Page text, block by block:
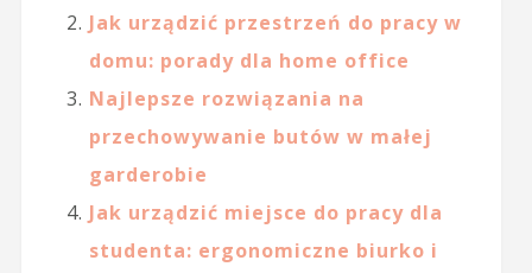
Jak urządzić przestrzeń do pracy w
domu: porady dla home office
Najlepsze rozwiązania na
przechowywanie butów w małej
garderobie
Jak urządzić miejsce do pracy dla
studenta: ergonomiczne biurko i